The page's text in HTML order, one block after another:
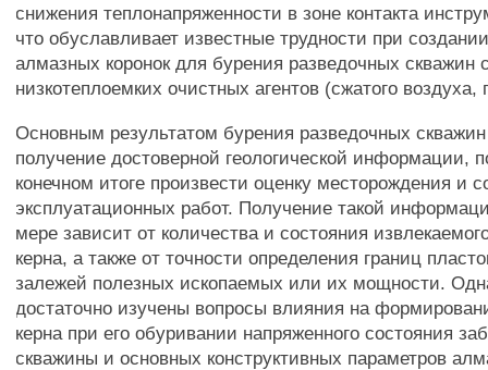
снижения теплонапряженности в зоне контакта
что обуславливает известные трудности при
алмазных коронок для бурения разведочных скважин
низкотеплоемких очистных агентов (сжатого воздуха,
Основным результатом бурения разведочных
получение достоверной геологической информации,
конечном итоге произвести оценку месторождения и
эксплуатационных работ. Получение такой
мере зависит от количества и состояния
керна, а также от точности определения границ
залежей полезных ископаемых или их мощности.
достаточно изучены вопросы влияния на
керна при его обуривании напряженного состояния
скважины и основных конструктивных параметров